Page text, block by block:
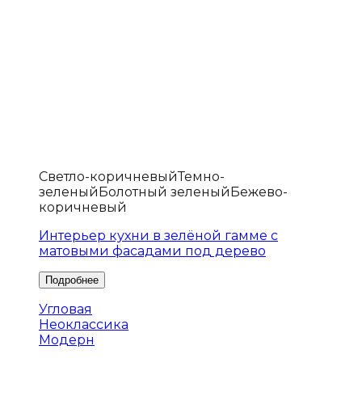
Светло-коричневыйТемно-
зеленыйБолотный зеленыйБежево-
коричневый
Интерьер кухни в зелёной гамме с
матовыми фасадами под дерево
Угловая
Неоклассика
Модерн